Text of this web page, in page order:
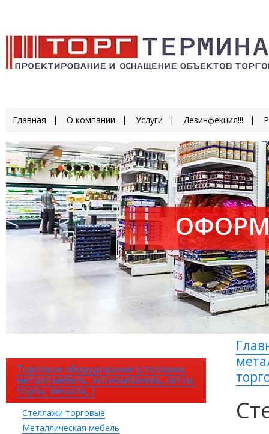
Главная О компании Услуги Дезинфекция!!!
Торговое оборудование (стеллажи,
металл.мебель, экономпанель, сетки,
торсы, вешала,..)
Стеллажи торговые
Металлическая мебель